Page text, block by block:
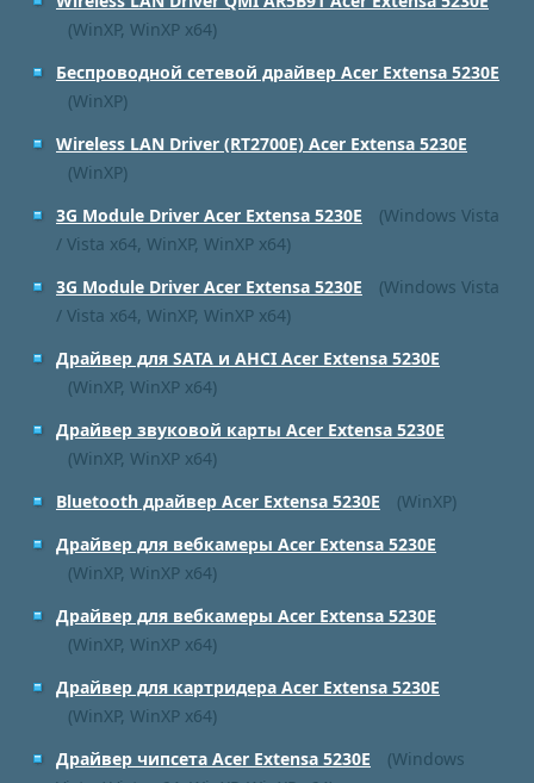
(WinXP, WinXP x64)
Беспроводной сетевой драйвер Acer Extensa 5230E
(WinXP)
Wireless LAN Driver (RT2700E) Acer Extensa 5230E
(WinXP)
3G Module Driver Acer Extensa 5230E
(Windows Vista
/ Vista x64, WinXP, WinXP x64)
3G Module Driver Acer Extensa 5230E
(Windows Vista
/ Vista x64, WinXP, WinXP x64)
Драйвер для SATA и AHCI Acer Extensa 5230E
(WinXP, WinXP x64)
Драйвер звуковой карты Acer Extensa 5230E
(WinXP, WinXP x64)
Bluetooth драйвер Acer Extensa 5230E
(WinXP)
Драйвер для вебкамеры Acer Extensa 5230E
(WinXP, WinXP x64)
Драйвер для вебкамеры Acer Extensa 5230E
(WinXP, WinXP x64)
Драйвер для картридера Acer Extensa 5230E
(WinXP, WinXP x64)
Драйвер чипсета Acer Extensa 5230E
(Windows